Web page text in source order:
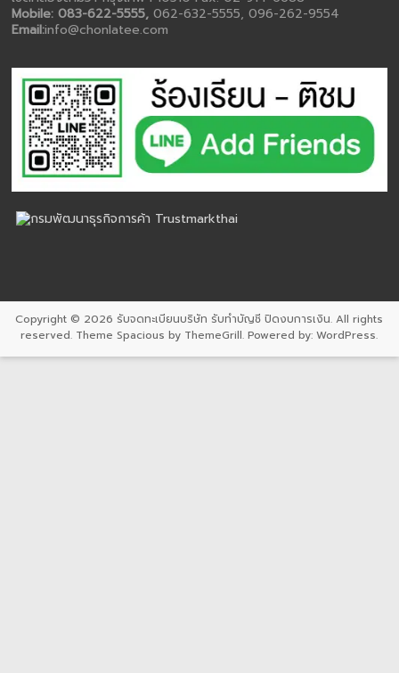
Mobile: 083-622-5555,062-632-5555, 096-262-9554
Email:info@chonlatee.com
Copyright © 2026 รับจดทะเบียนบริษัท รับทำบัญชี ปิดงบการเงิน. All rights
reserved. ThemeSpacious by ThemeGrill. Powered by:WordPress.